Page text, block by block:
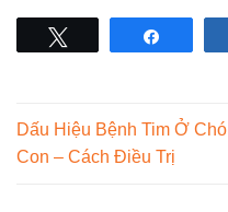
Dấu Hiệu Bệnh Tim Ở Chó
Con – Cách Điều Trị